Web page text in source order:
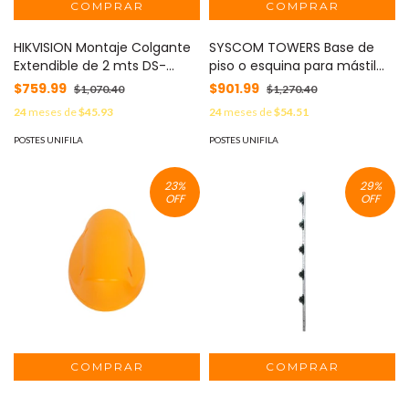
HIKVISION Montaje Colgante
Extendible de 2 mts DS-
1297ZJ
$759.99 $1,070.40
24meses de$45.93
POSTES UNIFILA
SYSCOM TOWERS Base de
piso o esquina para mástil
de 2" MOD: SLM-BA-2G
$901.99 $1,270.40
24meses de$54.51
POSTES UNIFILA
23%
OFF
29%
OFF